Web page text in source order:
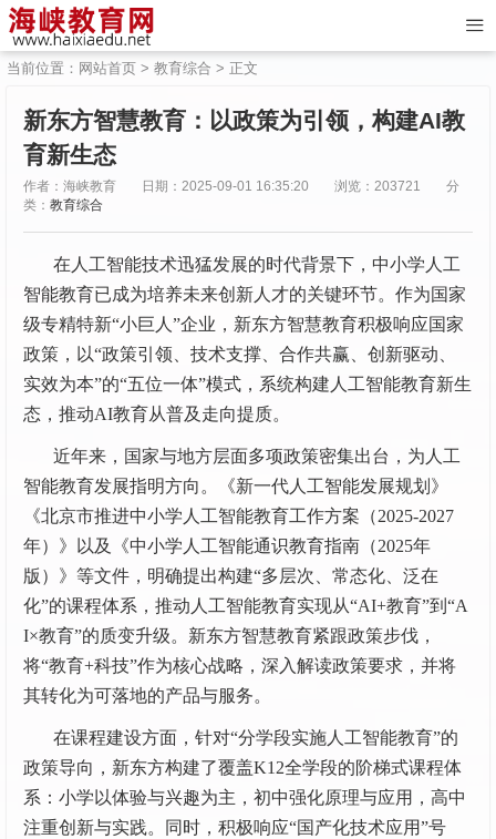
当前位置： 网站首页 > 教育综合 > 正文
新东方智慧教育：以政策为引领，构建AI教
育新生态
作者：海峡教育 日期：2025-09-01 16:35:20 浏览：203721
分
类： 教育综合
在人工智能技术迅猛发展的时代背景下，中小学人工
智能教育已成为培养未来创新人才的关键环节。作为国家
级专精特新“小巨人”企业，新东方智慧教育积极响应国家
政策，以“政策引领、技术支撑、合作共赢、创新驱动、
实效为本”的“五位一体”模式，系统构建人工智能教育新生
态，推动AI教育从普及走向提质。
近年来，国家与地方层面多项政策密集出台，为人工
智能教育发展指明方向。《新一代人工智能发展规划》
《北京市推进中小学人工智能教育工作方案（2025-2027
年）》以及《中小学人工智能通识教育指南（2025年
版）》等文件，明确提出构建“多层次、常态化、泛在
化”的课程体系，推动人工智能教育实现从“AI+教育”到“A
I×教育”的质变升级。新东方智慧教育紧跟政策步伐，
将“教育+科技”作为核心战略，深入解读政策要求，并将
其转化为可落地的产品与服务。
在课程建设方面，针对“分学段实施人工智能教育”的
政策导向，新东方构建了覆盖K12全学段的阶梯式课程体
系：小学以体验与兴趣为主，初中强化原理与应用，高中
注重创新与实践。同时，积极响应“国产化技术应用”号